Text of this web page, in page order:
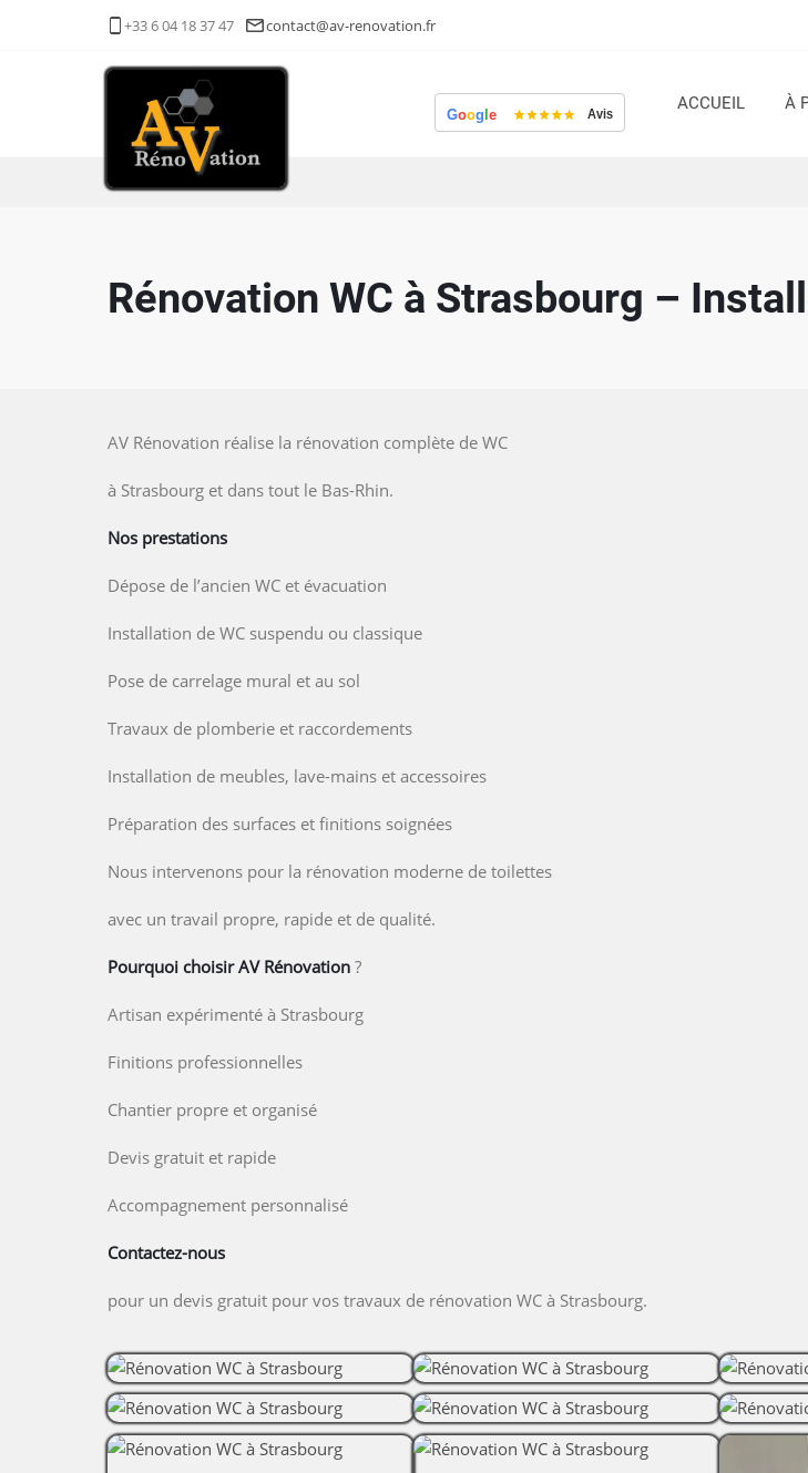
+33 6 04 18 37 47 contact@av-renovation.fr
NAVIGATION
ACCUEIL À
Rénovation WC à Strasbourg –
AV Rénovation réalise la rénovation complète de WC
à Strasbourg et dans tout le Bas-Rhin.
Nos prestations
Dépose de l’ancien WC et évacuation
Installation de WC suspendu ou classique
Pose de carrelage mural et au sol
Travaux de plomberie et raccordements
Installation de meubles, lave-mains et accessoires
Préparation des surfaces et finitions soignées
Nous intervenons pour la rénovation moderne de toilettes
avec un travail propre, rapide et de qualité.
Pourquoi choisir AV Rénovation ?
Artisan expérimenté à Strasbourg
Finitions professionnelles
Chantier propre et organisé
Devis gratuit et rapide
Accompagnement personnalisé
Contactez-nous
pour un devis gratuit pour vos travaux de rénovation WC à Strasbourg.
Images